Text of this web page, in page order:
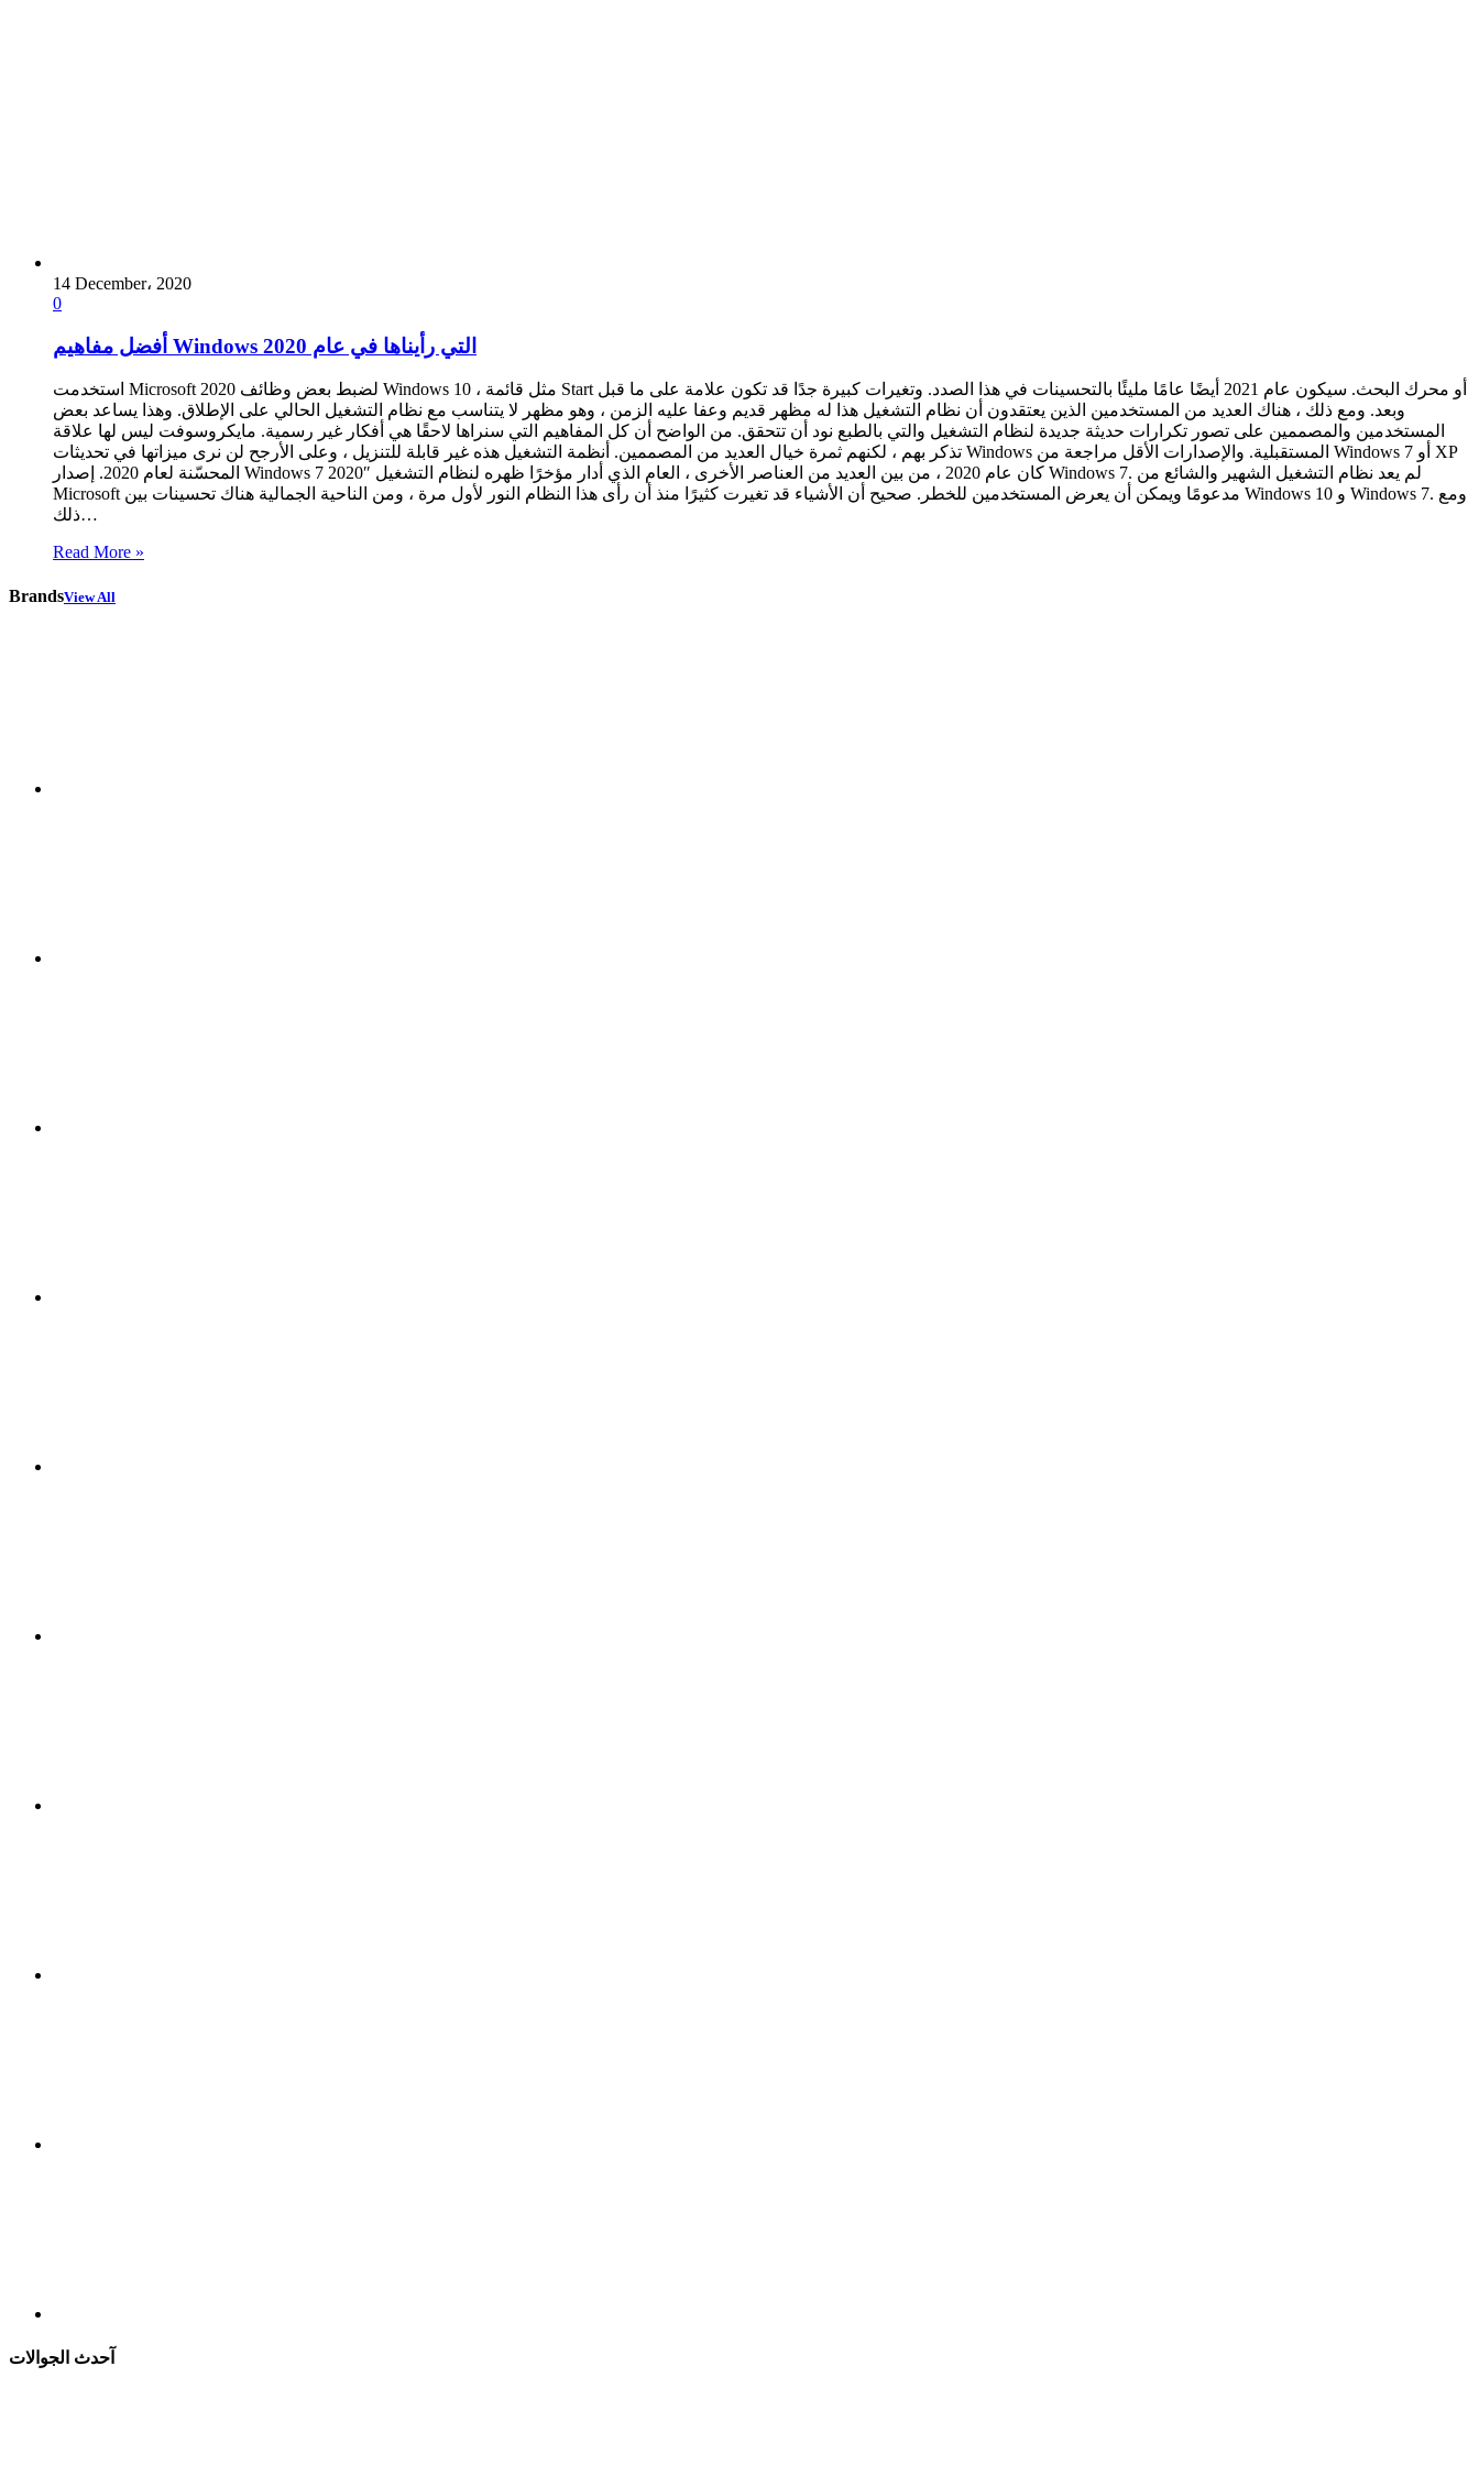
14 December، 2020
0
أفضل مفاهيم Windows التي رأيناها في عام 2020
استخدمت Microsoft 2020 لضبط بعض وظائف Windows 10 ، مثل قائمة Start أو محرك البحث. سيكون عام 2021 أيضًا عامًا مليئًا بالتحسينات في هذا الصدد. وتغيرات كبيرة جدًا قد تكون علامة على ما قبل
وبعد. ومع ذلك ، هناك العديد من المستخدمين الذين يعتقدون أن نظام التشغيل هذا له مظهر قديم وعفا عليه الزمن ، وهو مظهر لا يتناسب مع نظام التشغيل الحالي على الإطلاق. وهذا يساعد بعض
المستخدمين والمصممين على تصور تكرارات حديثة جديدة لنظام التشغيل والتي بالطبع نود أن تتحقق. من الواضح أن كل المفاهيم التي سنراها لاحقًا هي أفكار غير رسمية. مايكروسوفت ليس لها علاقة
تذكر بهم ، لكنهم ثمرة خيال العديد من المصممين. أنظمة التشغيل هذه غير قابلة للتنزيل ، وعلى الأرجح لن نرى ميزاتها في تحديثات Windows المستقبلية. والإصدارات الأقل مراجعة من Windows 7 أو XP
المحسّنة لعام 2020. إصدار Windows 7 2020″ كان عام 2020 ، من بين العديد من العناصر الأخرى ، العام الذي أدار مؤخرًا ظهره لنظام التشغيل Windows 7. لم يعد نظام التشغيل الشهير والشائع من
Microsoft مدعومًا ويمكن أن يعرض المستخدمين للخطر. صحيح أن الأشياء قد تغيرت كثيرًا منذ أن رأى هذا النظام النور لأول مرة ، ومن الناحية الجمالية هناك تحسينات بين Windows 10 و Windows 7. ومع
ذلك…
Read More »
BrandsView All
آحدث الجوالات